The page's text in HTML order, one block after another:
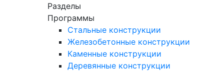
Разделы
Программы
Стальные конструкции
Железобетонные конструкции
Каменные конструкции
Деревянные конструкции